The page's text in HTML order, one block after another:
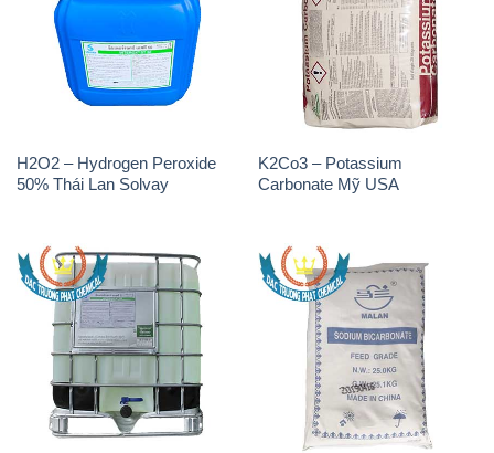
H2O2 – Hydrogen Peroxide
50% Thái Lan Solvay
K2Co3 – Potassium
Carbonate Mỹ USA